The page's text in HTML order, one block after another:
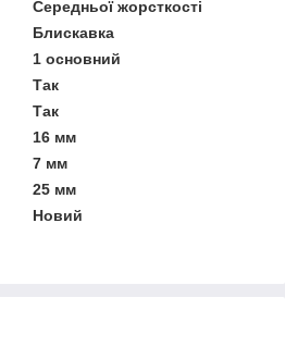
Середньої жорсткості
Блискавка
1 основний
Так
Так
16 мм
7 мм
25 мм
Новий